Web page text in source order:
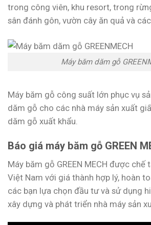
trong công viên, khu resort, trong
sân đánh gôn, vườn cây ăn quả và
Máy băm dăm gỗ
Máy băm gỗ công suất lớn phục vụ
dăm gỗ cho các nhà máy sản xuất
dăm gỗ xuất khẩu.
Báo giá máy băm gỗ GREEN
Máy băm gỗ GREEN MECH được
Việt Nam với giá thành hợp lý, hoàn
các bạn lựa chọn đầu tư và sử dụng
xây dựng và phát triển nhà máy sản